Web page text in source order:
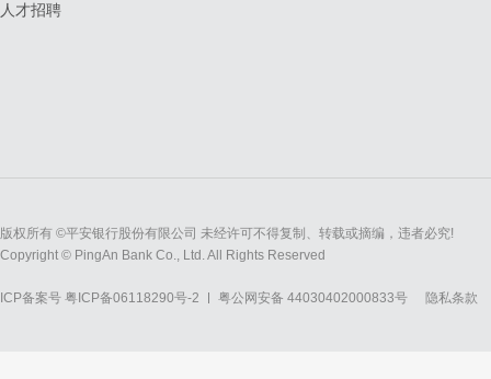
人才招聘
版权所有 ©平安银行股份有限公司 未经许可不得复制、转载或摘编，违者必究!
Copyright © PingAn Bank Co., Ltd. All Rights Reserved
ICP备案号 粤ICP备06118290号-2 粤公网安备 44030402000833号 隐私条款